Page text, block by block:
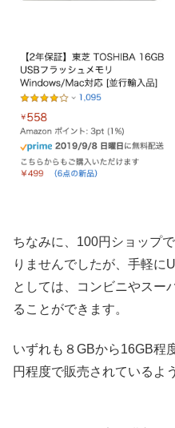
ちなみに、100円ショップ
りませんでしたが、手軽に
としては、コンビニやスー
ることができます。
いずれも８GBから16GB程
円程度で販売されているよ